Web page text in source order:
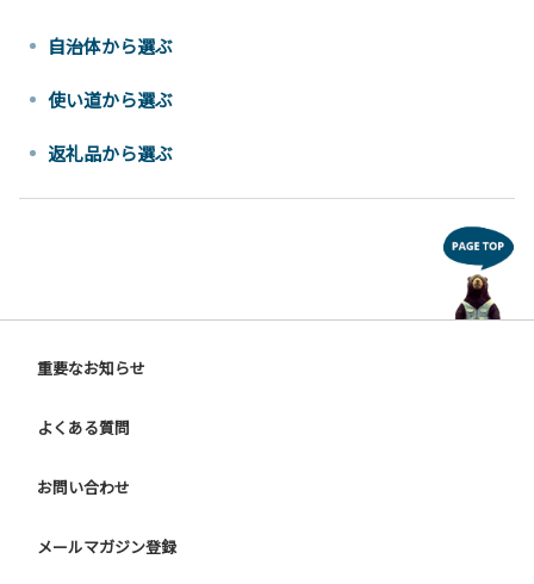
自治体から選ぶ
使い道から選ぶ
返礼品から選ぶ
重要なお知らせ
よくある質問
お問い合わせ
メールマガジン登録